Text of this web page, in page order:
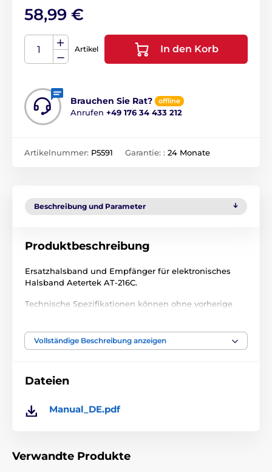
58,99 €
Artikel In den Korb
Brauchen Sie Rat? offline
Anrufen +49 176 34 433 212
Artikelnummer: P5591 Garantie: : 24 Monate
Beschreibung und Parameter
Produktbeschreibung
Ersatzhalsband und Empfänger für elektronisches
Halsband Aetertek AT-216C.
Technische Spezifikationen können ohne vorherige
Aetertek
Vollständige Beschreibung anzeigen
Dateien
Manual_DE.pdf
Verwandte Produkte